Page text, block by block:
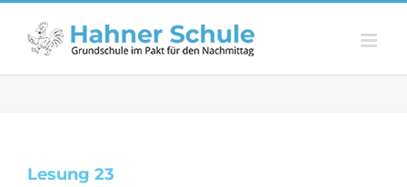
Zum
springen
Lesung 23